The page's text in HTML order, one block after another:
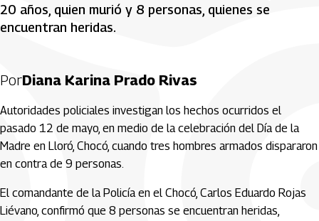
20 años, quien murió y 8 personas, quienes se
encuentran heridas.
PorDiana Karina Prado Rivas
Autoridades policiales investigan los hechos ocurridos el
pasado 12 de mayo, en medio de la celebración del Día de la
Madre en Lloró, Chocó, cuando tres hombres armados dispararon
en contra de 9 personas.
El comandante de la Policía en el Chocó, Carlos Eduardo Rojas
Liévano, confirmó que 8 personas se encuentran heridas,